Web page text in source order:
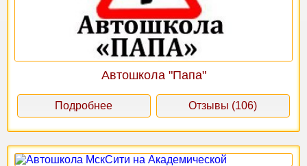
Автошкола "Папа"
Подробнее Отзывы (106)